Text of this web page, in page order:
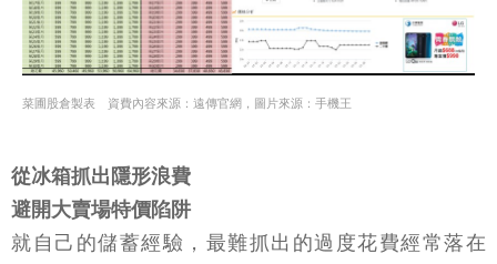
菜圃股倉製表 資費內容來源：遠傳官網，圖片來源：手機王
從冰箱抓出隱形浪費
避開大賣場特價陷阱
就自己的儲蓄經驗，最難抓出的過度花費經常落在